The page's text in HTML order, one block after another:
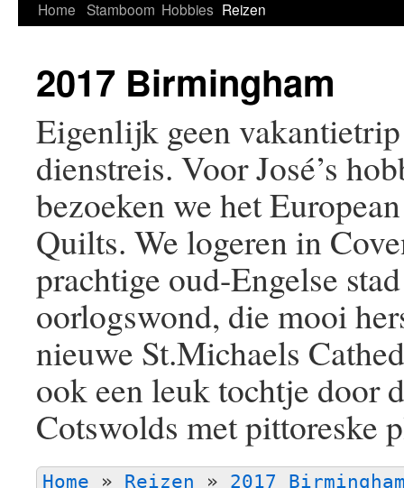
Home Stamboom Hobbies Reizen
2017 Birmingham
Eigenlijk geen
dienstreis. Voor José’s
bezoeken we het
Quilts. We logeren in
prachtige oud-Engelse
oorlogswond, die mooi
nieuwe St.Michaels
ook een leuk tochtje door
Cotswolds met pittoreske
Home » Reizen » 2017